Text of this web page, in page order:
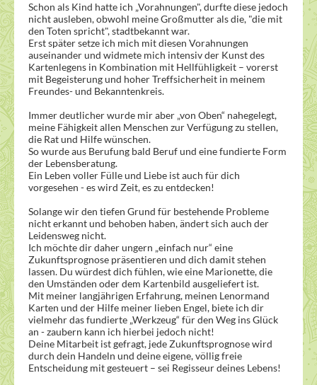
Schon als Kind hatte ich „Vorahnungen", durfte diese jedoch
nicht ausleben, obwohl meine Großmutter als die, "die mit
den Toten spricht", stadtbekannt war.
Erst später setze ich mich mit diesen Vorahnungen
auseinander und widmete mich intensiv der Kunst des
Kartenlegens in Kombination mit Hellfühligkeit – vorerst
mit Begeisterung und hoher Treffsicherheit in meinem
Freundes- und Bekanntenkreis.
Immer deutlicher wurde mir aber „von Oben“ nahegelegt,
meine Fähigkeit allen Menschen zur Verfügung zu stellen,
die Rat und Hilfe wünschen.
So wurde aus Berufung bald Beruf und eine fundierte Form
der Lebensberatung.
Ein Leben voller Fülle und Liebe ist auch für dich
vorgesehen - es wird Zeit, es zu entdecken!
Solange wir den tiefen Grund für bestehende Probleme
nicht erkannt und behoben haben, ändert sich auch der
Leidensweg nicht.
Ich möchte dir daher ungern „einfach nur“ eine
Zukunftsprognose präsentieren und dich damit stehen
lassen. Du würdest dich fühlen, wie eine Marionette, die
den Umständen oder dem Kartenbild ausgeliefert ist.
Mit meiner langjährigen Erfahrung, meinen Lenormand
Karten und der Hilfe meiner lieben Engel, biete ich dir
vielmehr das fundierte „Werkzeug“ für den Weg ins Glück
an - zaubern kann ich hierbei jedoch nicht!
Deine Mitarbeit ist gefragt, jede Zukunftsprognose wird
durch dein Handeln und deine eigene, völlig freie
Entscheidung mit gesteuert – sei Regisseur deines Lebens!